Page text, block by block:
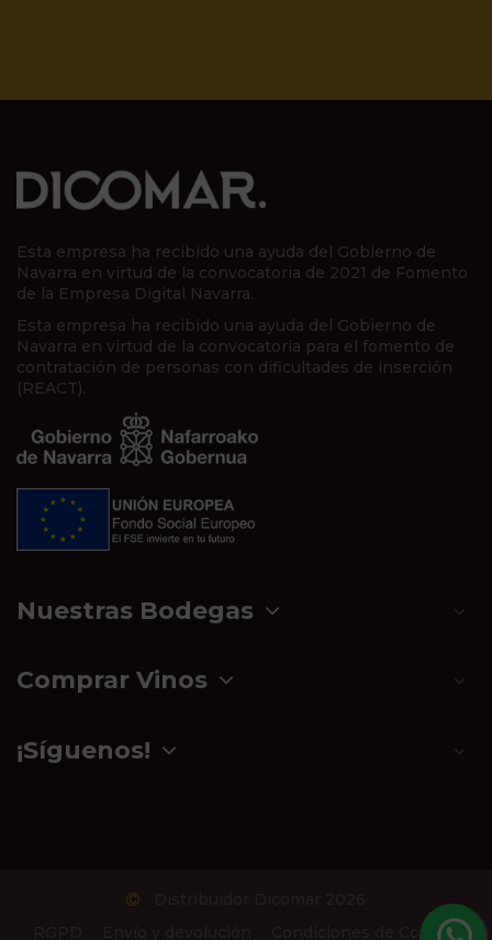
Esta empresa ha recibido una ayuda del Gobierno de
Navarra en virtud de la convocatoria de 2021 de Fomento
de la Empresa Digital Navarra.
Esta empresa ha recibido una ayuda del Gobierno de
Navarra en virtud de la convocatoria para el fomento de
contratación de personas con dificultades de inserción
(REACT).
Nuestras Bodegas
Comprar Vinos
¡Síguenos!
Condiciones de Compra